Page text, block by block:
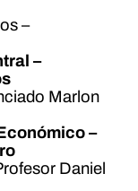
–
–
Marlon
–
Daniel